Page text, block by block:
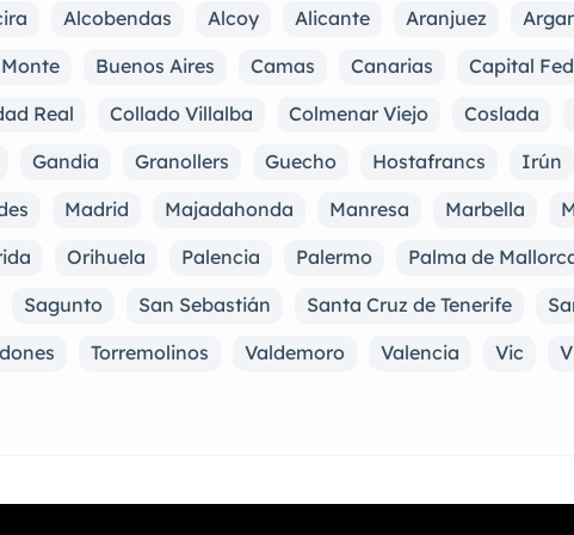
Alcobendas Alcoy Alicante Aranjuez
Buenos Aires Camas Canarias Capital
Real Collado Villalba Colmenar Viejo Coslada
Gandia Granollers Guecho Hostafrancs Irún
Madrid Majadahonda Manresa Marbella
Orihuela Palencia Palermo Palma de
Sagunto San Sebastián Santa Cruz de Tenerife
Torremolinos Valdemoro Valencia Vic